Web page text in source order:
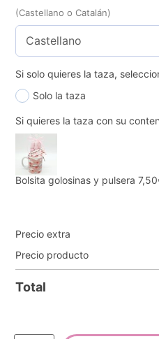
(Castellano o Catalán)
Si solo quieres la taza,
Solo la taza
Si quieres la taza con su
Bolsita golosinas y pulsera
Precio extra
Precio producto
Total